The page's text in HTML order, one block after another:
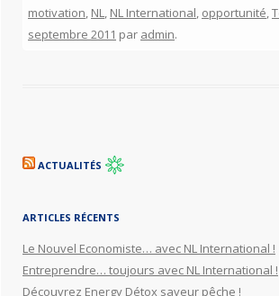
motivation, NL, NL International, opportunité,
septembre 2011 par admin.
ACTUALITÉS
ARTICLES RÉCENTS
Le Nouvel Economiste… avec NL International !
Entreprendre… toujours avec NL International !
Découvrez Energy Détox saveur pêche !